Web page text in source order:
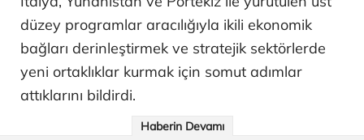
düzey programlar aracılığıyla ikili ekonomik
bağları derinleştirmek ve stratejik sektörlerde
yeni ortaklıklar kurmak için somut adımlar
attıklarını bildirdi.
Haberin Devamı